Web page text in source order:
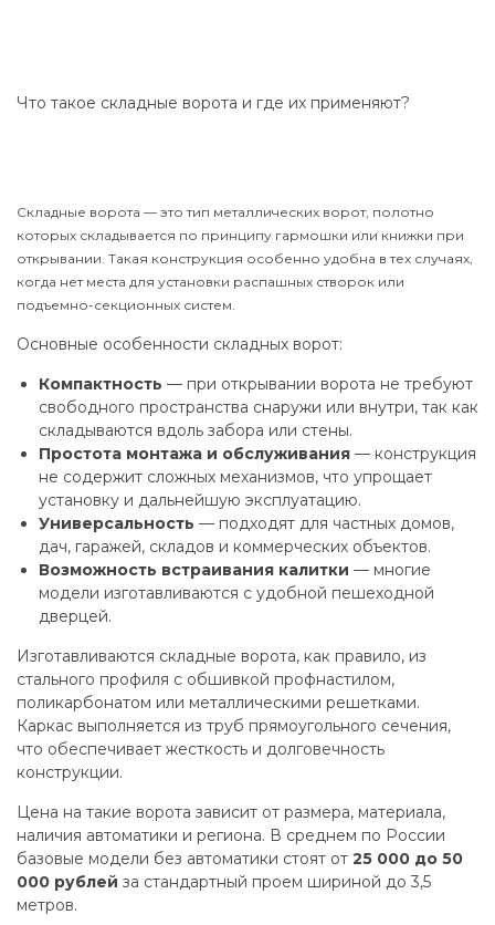
Что такое складные ворота и где их применяют?
Складные ворота — это тип металлических ворот, полотно
которых складывается по принципу гармошки или книжки при
открывании. Такая конструкция особенно удобна в тех случаях,
когда нет места для установки распашных створок или
подъемно-секционных систем.
Основные особенности складных ворот:
Компактность — при открывании ворота не требуют
свободного пространства снаружи или внутри, так как
складываются вдоль забора или стены.
Простота монтажа и обслуживания — конструкция
не содержит сложных механизмов, что упрощает
установку и дальнейшую эксплуатацию.
Универсальность — подходят для частных домов,
дач, гаражей, складов и коммерческих объектов.
Возможность встраивания калитки — многие
модели изготавливаются с удобной пешеходной
дверцей.
Изготавливаются складные ворота, как правило, из
стального профиля с обшивкой профнастилом,
поликарбонатом или металлическими решетками.
Каркас выполняется из труб прямоугольного сечения,
что обеспечивает жесткость и долговечность
конструкции.
Цена на такие ворота зависит от размера, материала,
наличия автоматики и региона. В среднем по России
базовые модели без автоматики стоят от 25 000 до 50
000 рублей за стандартный проем шириной до 3,5
метров.